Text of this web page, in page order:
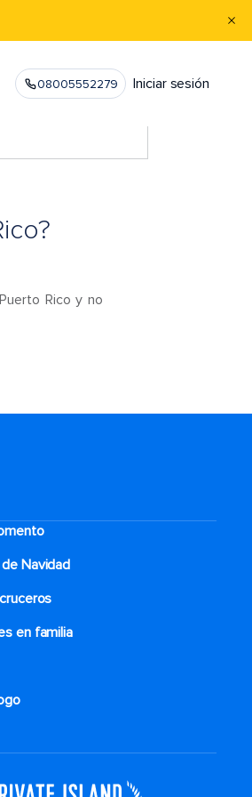
08005552279 Iniciar sesión
Rico y no
Navidad
en familia